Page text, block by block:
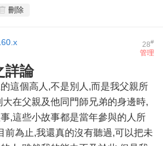
刪除
28#
管理
詳論
這個高人,不是別人,而是我父親所
在父親及他同門師兄弟的身邊時,
,這些小故事都是當年參與的人所
前為止,我還真的沒有聽過,可以把未